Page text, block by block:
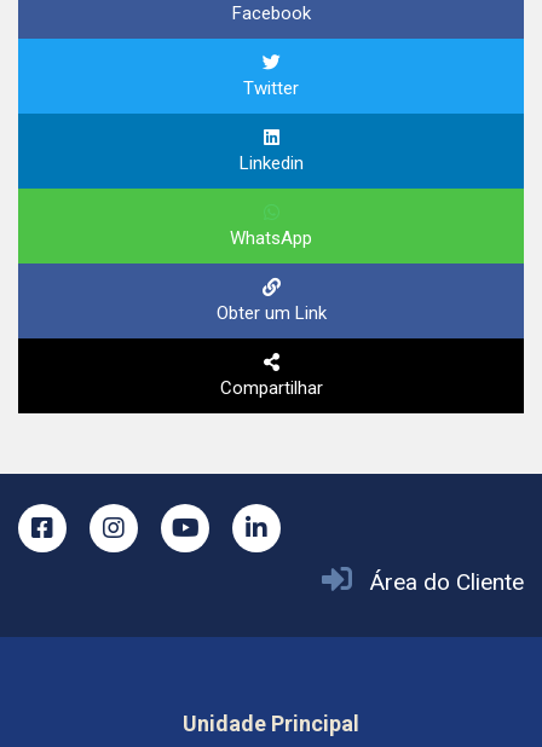
Facebook
Twitter
Linkedin
WhatsApp
Obter um Link
Compartilhar
Área do Cliente
Unidade Principal